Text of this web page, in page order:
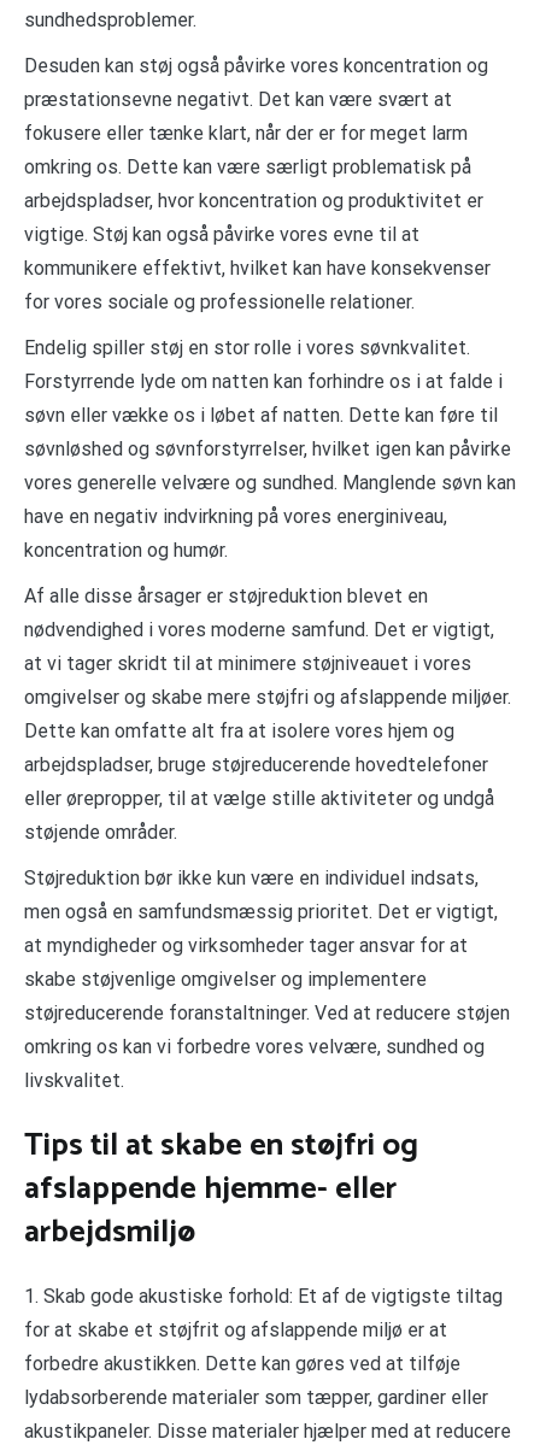
sundhedsproblemer.
Desuden kan støj også påvirke vores koncentration og
præstationsevne negativt. Det kan være svært at
fokusere eller tænke klart, når der er for meget larm
omkring os. Dette kan være særligt problematisk på
arbejdspladser, hvor koncentration og produktivitet er
vigtige. Støj kan også påvirke vores evne til at
kommunikere effektivt, hvilket kan have konsekvenser
for vores sociale og professionelle relationer.
Endelig spiller støj en stor rolle i vores søvnkvalitet.
Forstyrrende lyde om natten kan forhindre os i at falde i
søvn eller vække os i løbet af natten. Dette kan føre til
søvnløshed og søvnforstyrrelser, hvilket igen kan påvirke
vores generelle velvære og sundhed. Manglende søvn kan
have en negativ indvirkning på vores energiniveau,
koncentration og humør.
Af alle disse årsager er støjreduktion blevet en
nødvendighed i vores moderne samfund. Det er vigtigt,
at vi tager skridt til at minimere støjniveauet i vores
omgivelser og skabe mere støjfri og afslappende miljøer.
Dette kan omfatte alt fra at isolere vores hjem og
arbejdspladser, bruge støjreducerende hovedtelefoner
eller ørepropper, til at vælge stille aktiviteter og undgå
støjende områder.
Støjreduktion bør ikke kun være en individuel indsats,
men også en samfundsmæssig prioritet. Det er vigtigt,
at myndigheder og virksomheder tager ansvar for at
skabe støjvenlige omgivelser og implementere
støjreducerende foranstaltninger. Ved at reducere støjen
omkring os kan vi forbedre vores velvære, sundhed og
livskvalitet.
Tips til at skabe en støjfri og
afslappende hjemme- eller
arbejdsmiljø
1. Skab gode akustiske forhold: Et af de vigtigste tiltag
for at skabe et støjfrit og afslappende miljø er at
forbedre akustikken. Dette kan gøres ved at tilføje
lydabsorberende materialer som tæpper, gardiner eller
akustikpaneler. Disse materialer hjælper med at reducere